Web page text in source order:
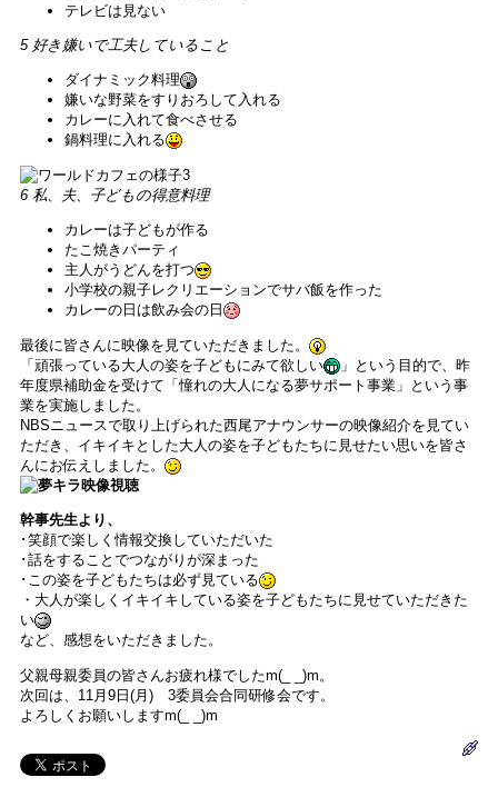
テレビは見ない
5 好き嫌いで工夫していること
ダイナミック料理
嫌いな野菜をすりおろして入れる
カレーに入れて食べさせる
鍋料理に入れる
6 私、夫、子どもの得意料理
カレーは子どもが作る
たこ焼きパーティ
主人がうどんを打つ
小学校の親子レクリエーションでサバ飯を作った
カレーの日は飲み会の日
最後に皆さんに映像を見ていただきました。
「頑張っている大人の姿を子どもにみて欲しい
」という目的で、昨
年度県補助金を受けて「憧れの大人になる夢サポート事業」という事
業を実施しました。
NBSニュースで取り上げられた西尾アナウンサーの映像紹介を見てい
ただき、イキイキとした大人の姿を子どもたちに見せたい思いを皆さ
んにお伝えしました。
幹事先生より、
･笑顔で楽しく情報交換していただいた
･話をすることでつながりが深まった
･この姿を子どもたちは必ず見ている
・大人が楽しくイキイキしている姿を子どもたちに見せていただきた
い
など、感想をいただきました。
父親母親委員の皆さんお疲れ様でしたm(_ _)m。
次回は、11月9日(月) 3委員会合同研修会です。
よろしくお願いしますm(_ _)m